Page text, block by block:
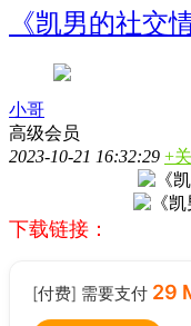
《凯男的社交
小哥
高级会员
2023-10-21 16:32:29 +
下载链接：
[付费] 需要支付 29